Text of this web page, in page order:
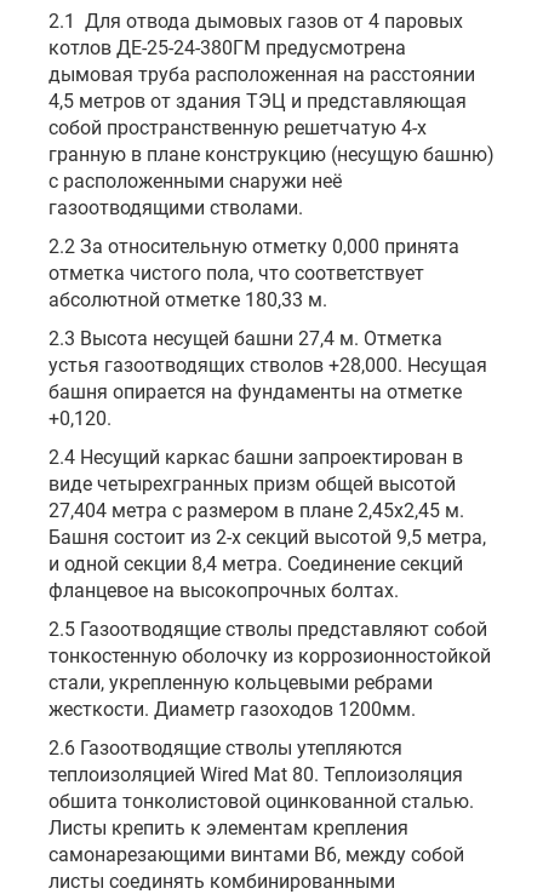
2.1 Для отвода дымовых газов от 4 паровых
котлов ДЕ-25-24-380ГМ предусмотрена
дымовая труба расположенная на расстоянии
4,5 метров от здания ТЭЦ и представляющая
собой пространственную решетчатую 4-х
гранную в плане конструкцию (несущую башню)
с расположенными снаружи неё
газоотводящими стволами.
2.2 За относительную отметку 0,000 принята
отметка чистого пола, что соответствует
абсолютной отметке 180,33 м.
2.3 Высота несущей башни 27,4 м. Отметка
устья газоотводящих стволов +28,000. Несущая
башня опирается на фундаменты на отметке
+0,120.
2.4 Несущий каркас башни запроектирован в
виде четырехгранных призм общей высотой
27,404 метра с размером в плане 2,45х2,45 м.
Башня состоит из 2-х секций высотой 9,5 метра,
и одной секции 8,4 метра. Соединение секций
фланцевое на высокопрочных болтах.
2.5 Газоотводящие стволы представляют собой
тонкостенную оболочку из коррозионностойкой
стали, укрепленную кольцевыми ребрами
жесткости. Диаметр газоходов 1200мм.
2.6 Газоотводящие стволы утепляются
теплоизоляцией Wired Mat 80. Теплоизоляция
обшита тонколистовой оцинкованной сталью.
Листы крепить к элементам крепления
самонарезающими винтами В6, между собой
листы соединять комбинированными